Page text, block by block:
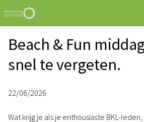
Beach & Fun
snel te vergeten.
22/06/2026
Wat krijg je als je enthousiaste BKL-